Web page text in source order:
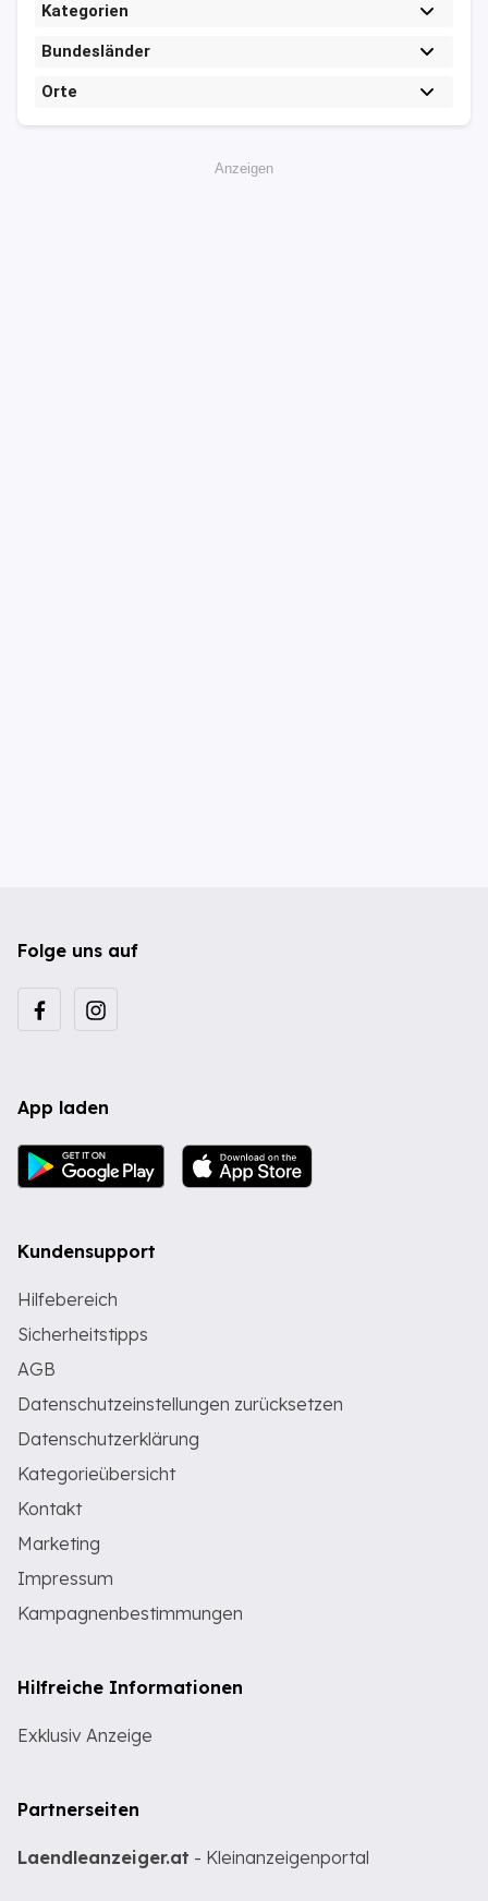
Kategorien
Bundesländer
Orte
Anzeigen
Folge uns auf
App laden
Kundensupport
Hilfebereich
Sicherheitstipps
AGB
Datenschutzeinstellungen zurücksetzen
Datenschutzerklärung
Kategorieübersicht
Kontakt
Marketing
Impressum
Kampagnenbestimmungen
Hilfreiche Informationen
Exklusiv Anzeige
Partnerseiten
Laendleanzeiger.at - Kleinanzeigenportal